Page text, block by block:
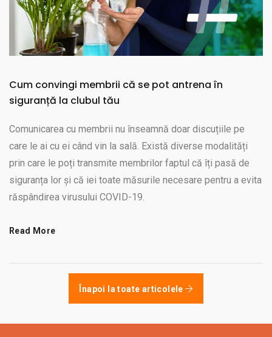
Cum convingi membrii că se pot antrena în
siguranță la clubul tău
Comunicarea cu membrii nu înseamnă doar discuțiile pe
care le ai cu ei când vin la sală. Există diverse modalități
prin care le poți transmite membrilor faptul că îți pasă de
siguranța lor și că iei toate măsurile necesare pentru a evita
răspândirea virusului COVID-19.
Read More
Înapoi la toate articolele